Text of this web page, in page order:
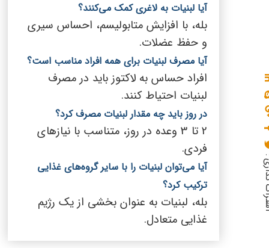
آیا لبنیات به لاغری کمک می‌کنند؟
بله، با افزایش متابولیسم، احساس سیری
و حفظ عضلات.
آیا مصرف لبنیات برای همه افراد مناسب است؟
افراد حساس به لاکتوز باید در مصرف
لبنیات احتیاط کنند.
در روز باید چه مقدار لبنیات مصرف کرد؟
2 تا 3 وعده در روز، متناسب با نیازهای
فردی.
آیا می‌توان لبنیات را با سایر گروه‌های غذایی
ترکیب کرد؟
بله، لبنیات به عنوان بخشی از یک رژیم
غذایی متعادل.
: